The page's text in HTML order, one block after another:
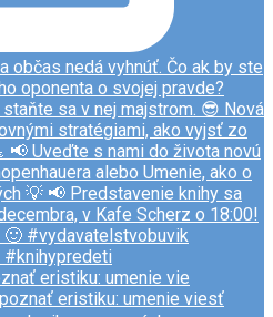
eristiku: umenie vie